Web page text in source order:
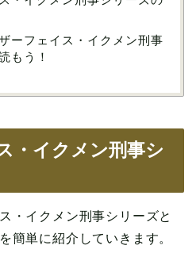
ーフェイス・イクメン刑事
もう！
・イクメン刑事シ
・イクメン刑事シリーズと
簡単に紹介していきます。